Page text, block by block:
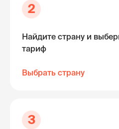
2
Найдите страну и
тариф
Выбрать страну
3